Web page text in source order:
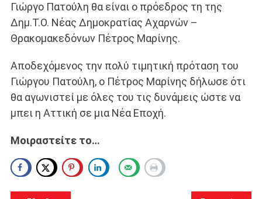
Γιώργο Πατούλη θα είναι ο πρόεδρος τη της
Δημ.Τ.Ο. Νέας Δημοκρατίας Αχαρνών –
Θρακομακεδόνων Πέτρος Μαρίνης.
Αποδεχόμενος την πολύ τιμητική πρόταση του
Γιώργου Πατούλη, ο Πέτρος Μαρίνης δήλωσε ότι
θα αγωνιστεί με όλες του τις δυνάμεις ώστε να
μπει η Αττική σε μια Νέα Εποχή.
Μοιραστείτε το…